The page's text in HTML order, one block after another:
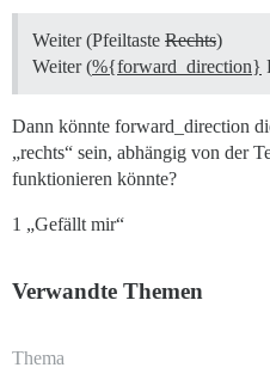
Weiter (Pfeiltaste Rechts)
Weiter (%{forward_direction}
Dann könnte forward_direction
„rechts“ sein, abhängig von der
funktionieren könnte?
1 „Gefällt mir“
Verwandte Themen
Thema